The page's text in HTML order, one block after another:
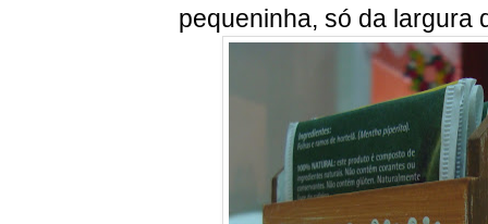
pequeninha, só da largura